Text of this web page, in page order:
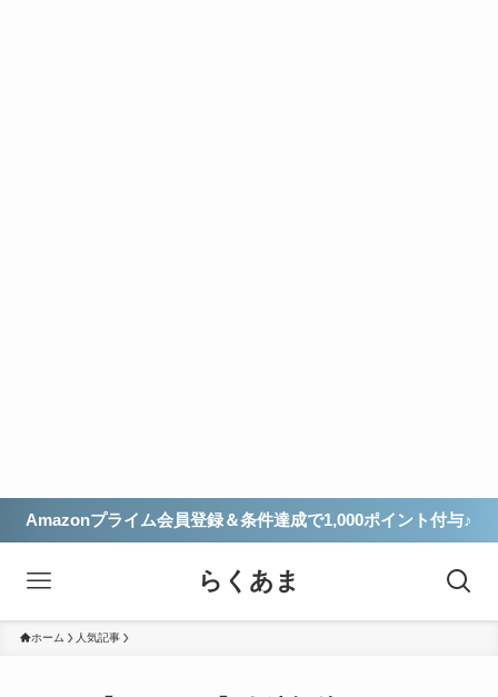
Amazonプライム会員登録＆条件達成で1,000ポイント付与♪
らくあま
ホーム 人気記事